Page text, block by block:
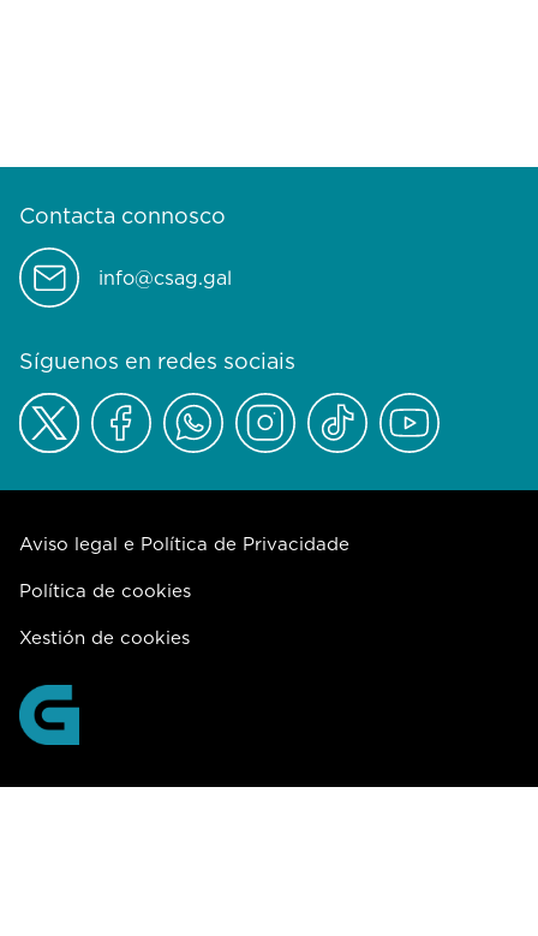
Contacta connosco
info@csag.gal
Síguenos en redes sociais
Aviso legal e Política de Privacidade
Política de cookies
Xestión de cookies